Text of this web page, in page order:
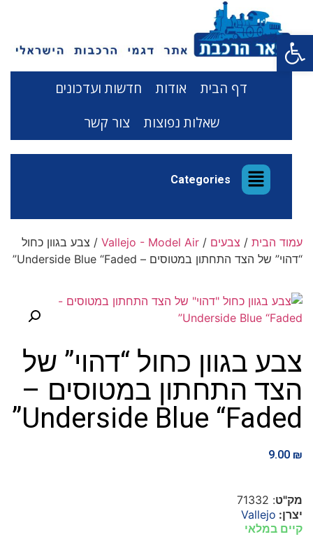
פתח סרגל נגישות
דף הבית אודות
חדשות ועדכונים
שאלות נפוצות
צור קשר
Categories
עמוד הבית / צבעים /
Vallejo - Model Air / צבע בגוון כחול
“דהוי” של הצד התחתון במטוסים – Underside Blue “Faded”
צבע בגוון כחול “דהוי” של
הצד התחתון במטוסים –
Underside Blue “Faded”
9.00 ₪
מק"ט: 71332
יצרן: Vallejo
קיים במלאי